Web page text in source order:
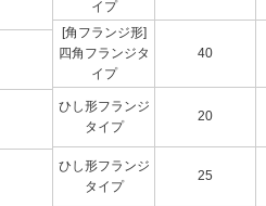
イプ
[角フランジ形]
四角フランジタ
イプ
40
ひし形フランジ
タイプ
20
ひし形フランジ
タイプ
25